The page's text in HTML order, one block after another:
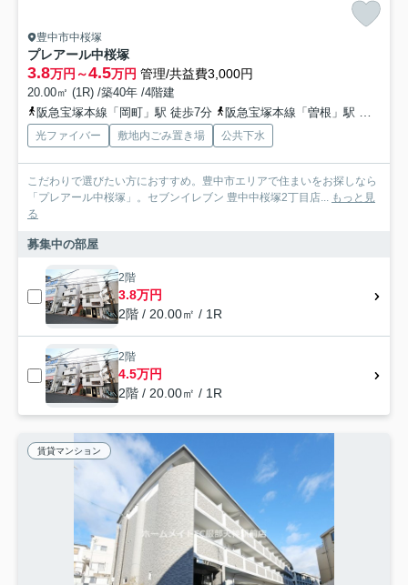
豊中市中桜塚
プレアール中桜塚
3.8万円～4.5万円 管理/共益費3,000円
20.00㎡ (1R) /築40年 /4階建
阪急宝塚本線「岡町」駅 徒歩7分
阪急宝塚本線「曽根」駅 徒歩13分
光ファイバー 敷地内ごみ置き場 公共下水
こだわりで選びたい方におすすめ。豊中市エリアで住まいをお探しなら
「プレアール中桜塚」。セブンイレブン 豊中中桜塚2丁目店... もっと見
る
募集中の部屋
2階
3.8万円
2階 / 20.00㎡ / 1R
2階
4.5万円
2階 / 20.00㎡ / 1R
賃貸マンション